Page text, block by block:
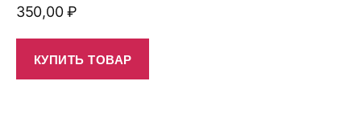
350,00₽
КУПИТЬ ТОВАР